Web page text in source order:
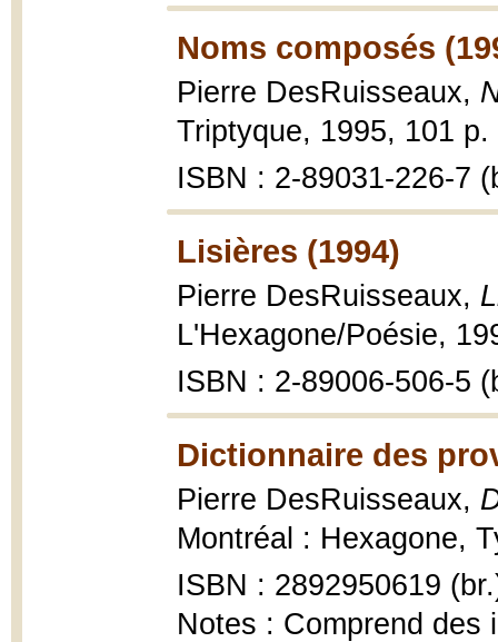
Noms composés
Pierre DesRuisseaux,
Triptyque, 1995, 101
ISBN : 2-89031-226-7
Lisières (1994)
Pierre DesRuisseaux,
L'Hexagone/Poésie,
ISBN : 2-89006-506-5
Dictionnaire des
Pierre DesRuisseaux,
Montréal : Hexagone,
ISBN : 2892950619
Notes : Comprend des